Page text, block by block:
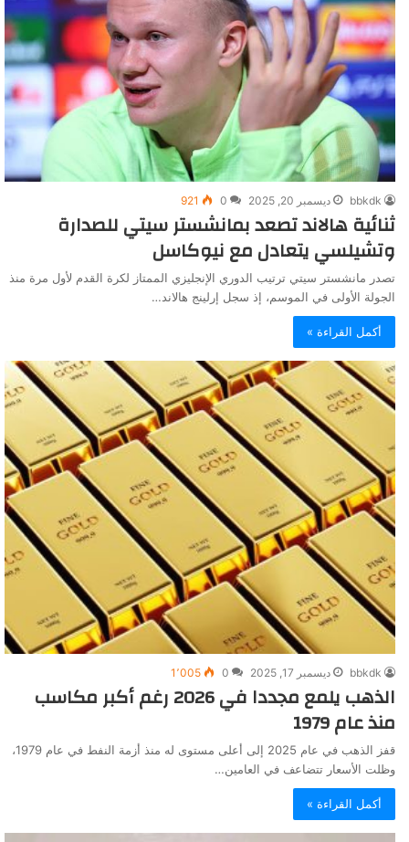
bbkdk ديسمبر 20, 2025 0
921
ثنائية هالاند تصعد بمانشستر سيتي للصدارة
وتشيلسي يتعادل مع نيوكاسل
تصدر مانشستر سيتي ترتيب الدوري الإنجليزي الممتاز لكرة القدم لأول مرة منذ
الجولة الأولى في الموسم، إذ سجل إرلينج هالاند…
أكمل القراءة »
bbkdk ديسمبر 17, 2025 0 1٬005
الذهب يلمع مجددا في 2026 رغم أكبر مكاسب
منذ عام 1979
قفز الذهب في عام 2025 إلى أعلى مستوى له منذ أزمة النفط في عام 1979،
وظلت الأسعار تتضاعف في العامين…
أكمل القراءة »